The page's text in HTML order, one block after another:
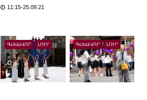
11:15-25.09.21
ԳԼԽԱՎՈՐ ԼՈՒՐ ԳԼԽԱՎՈՐ ԼՈՒՐ